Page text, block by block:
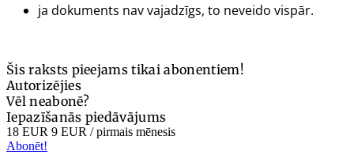
ja dokuments nav vajadzīgs, to neveido vispār.
Šis raksts pieejams tikai abonentiem!
Autorizējies
Vēl neabonē?
Iepazīšanās piedāvājums
18 EUR 9 EUR / pirmais mēnesis
Abonēt!